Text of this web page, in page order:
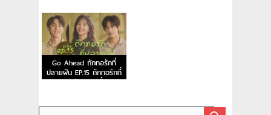
Go Ahead ถักทอรักที่
ปลายฝัน EP.15 ถักทอรักที่
ปลายฝัน ตอนที่ 15